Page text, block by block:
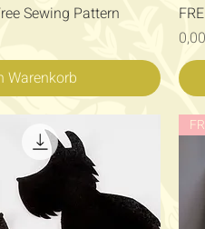
Sewing Pattern
Warenkorb